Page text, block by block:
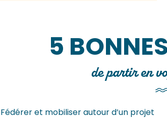
5
de partir en
Fédérer et mobiliser autour d’un projet